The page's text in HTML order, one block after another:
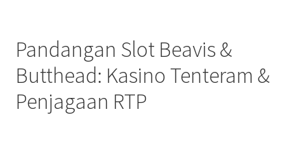
Pandangan Slot Beavis &
Butthead: Kasino Tenteram &
Penjagaan RTP